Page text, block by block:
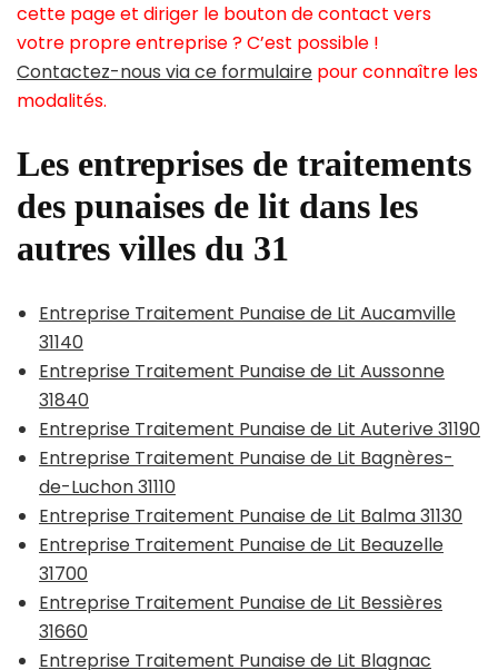
cette page et diriger le bouton de contact vers
votre propre entreprise ? C’est possible !
Contactez-nous via ce formulaire pour connaître les
modalités.
Les entreprises de traitements
des punaises de lit dans les
autres villes du 31
Entreprise Traitement Punaise de Lit Aucamville
31140
Entreprise Traitement Punaise de Lit Aussonne
31840
Entreprise Traitement Punaise de Lit Auterive 31190
Entreprise Traitement Punaise de Lit Bagnères-
de-Luchon 31110
Entreprise Traitement Punaise de Lit Balma 31130
Entreprise Traitement Punaise de Lit Beauzelle
31700
Entreprise Traitement Punaise de Lit Bessières
31660
Entreprise Traitement Punaise de Lit Blagnac